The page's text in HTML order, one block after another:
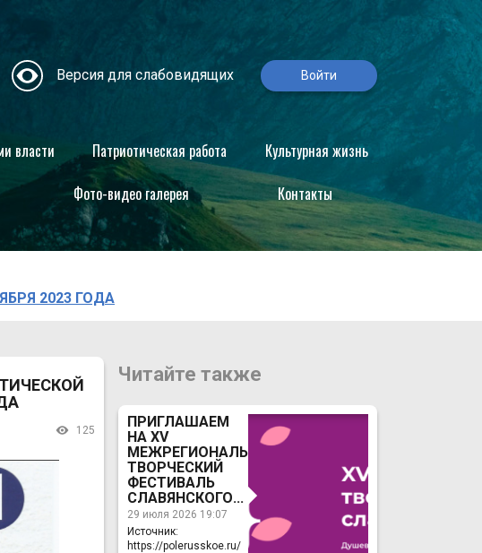
Версия для слабовидящих Войти
власти Патриотическая работа
Культурная жизнь
Фото-видео галерея Контакты
2023 ГОДА
125
Читайте также
ПРИГЛАШАЕМ
НА ХV
МЕЖРЕГИОНАЛЬНЫЙ
ТВОРЧЕСКИЙ
ФЕСТИВАЛЬ
СЛАВЯНСКОГО...
29 июля 2026 19:07
Источник:
https://polerusskoe.ru/